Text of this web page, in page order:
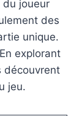
du joueur
des
unique.
explorant
découvrent
jeu.